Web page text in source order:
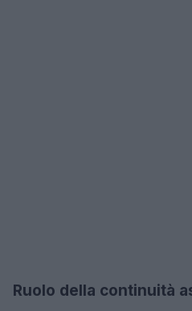
Ruolo della continuità